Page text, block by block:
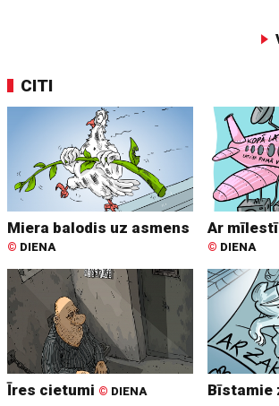
CITI
Miera balodis uz asmens
© DIENA
Ar
© DIENA
Īres cietumi © DIENA Bīstamie